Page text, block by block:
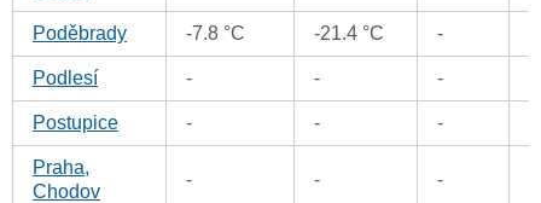
Poděbrady -7.8 °C -21.4 °C -
Podlesí - - -
Postupice - - -
Praha,
Chodov
- - -